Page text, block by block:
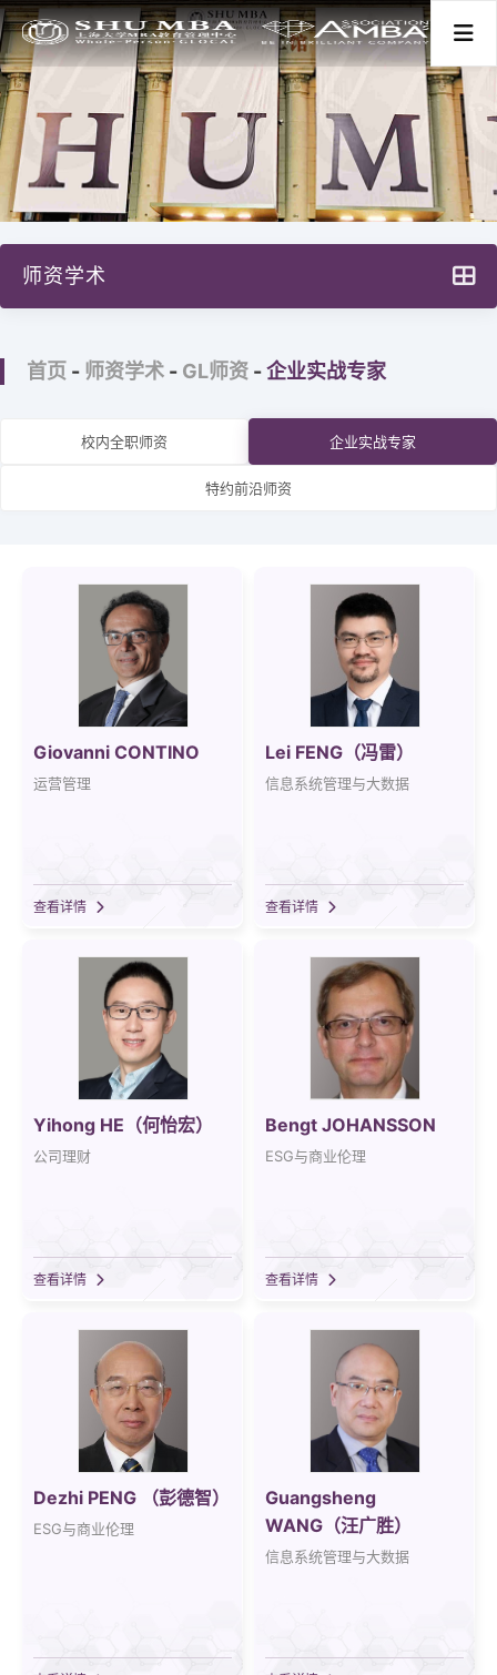
首页
新闻活动
教务系统 EN
师资学术
GL师资
首页 - 师资学术 - GL师资 -企业实战专家
校内全职师资 企业实战专家
特约前沿师资
Giovanni CONTINO
运营管理
查看详情
Lei FENG（冯雷）
信息系统管理与大数据
查看详情
Yihong HE（何怡宏）
公司理财
查看详情
Bengt JOHANSSON
ESG与商业伦理
查看详情
Dezhi PENG （彭德智）
ESG与商业伦理
Guangsheng
WANG（汪广胜）
信息系统管理与大数据